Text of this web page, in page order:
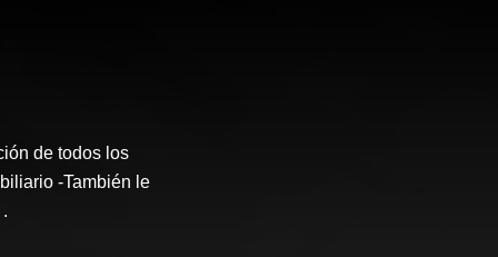
de todos los
-También le